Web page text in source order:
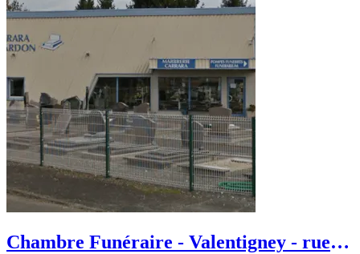
Chambre Funéraire - Valentigney - rue